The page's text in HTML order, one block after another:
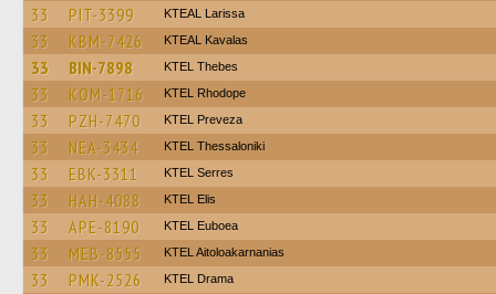
33 PIT-3399 KTEAL Larissa
33 KBM-7426 KTEAL Kavalas
33 BIN-7898 KTEL Thebes
33 KOM-1716 KTEL Rhodope
33 PZH-7470 KTEL Preveza
33 NEA-3434 KTEL Thessaloniki
33 EBK-3311 KTEL Serres
33 HAH-4088 KTEL Elis
33 APE-8190 ΚΤΕL Euboea
33 MEB-8555 KTEL Aitoloakarnanias
33 PMK-2526 KTEL Drama